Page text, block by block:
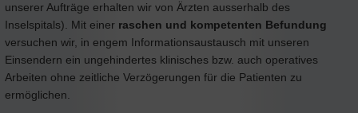
unserer Aufträge erhalten wir von Ärzten ausserhalb des
Inselspitals). Mit einer raschen und kompetenten Befundung
versuchen wir, in engem Informationsaustausch mit unseren
Einsendern ein ungehindertes klinisches bzw. auch operatives
Arbeiten ohne zeitliche Verzögerungen für die Patienten zu
ermöglichen.